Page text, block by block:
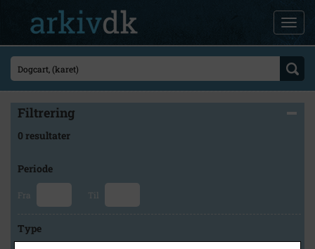
Filtrering
0 resultater
Periode
Fra Til
Type